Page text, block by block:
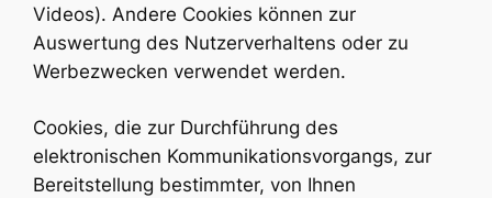
Videos). Andere Cookies können zur
Auswertung des Nutzerverhaltens oder zu
Werbezwecken verwendet werden.
Cookies, die zur Durchführung des
elektronischen Kommunikationsvorgangs, zur
Bereitstellung bestimmter, von Ihnen